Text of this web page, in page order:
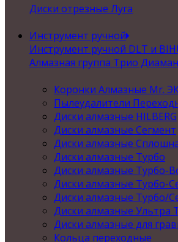
Диски отрезные Луга
Инструмент ручной
Инструмент ручной DLT и
Алмазная группа Трио
Коронки Алмазные Mr.
Пылеудалители
Диски алмазные HILBERG
Диски алмазные Сегмент
Диски алмазные
Диски алмазные Турбо
Диски алмазные Турбо-
Диски алмазные Турбо-
Диски алмазные Турбо/
Диски алмазные Ультра
Диски алмазные для
Кольца переходные